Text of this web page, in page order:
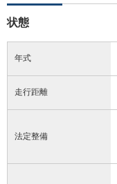
状態
年式
走行距離
法定整備